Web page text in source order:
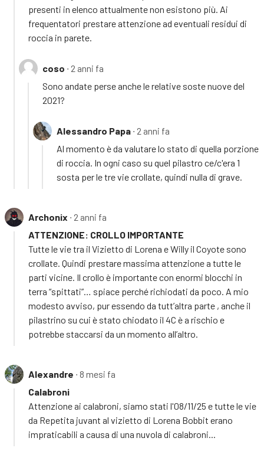
presenti in elenco attualmente non esistono più. Ai
frequentatori prestare attenzione ad eventuali residui di
roccia in parete.
coso ∙ 2 anni fa
Sono andate perse anche le relative soste nuove del
2021?
Alessandro Papa ∙ 2 anni fa
Al momento è da valutare lo stato di quella porzione
di roccia. In ogni caso su quel pilastro ce/c'era 1
sosta per le tre vie crollate, quindi nulla di grave.
Archonix ∙ 2 anni fa
ATTENZIONE: CROLLO IMPORTANTE
Tutte le vie tra il Vizietto di Lorena e Willy il Coyote sono
crollate. Quindi prestare massima attenzione a tutte le
parti vicine. Il crollo è importante con enormi blocchi in
terra “spittati”… spiace perché richiodati da poco. A mio
modesto avviso, pur essendo da tutt’altra parte , anche il
pilastrino su cui è stato chiodato il 4C è a rischio e
potrebbe staccarsi da un momento all’altro.
Alexandre ∙ 8 mesi fa
Calabroni
Attenzione ai calabroni, siamo stati l'08/11/25 e tutte le vie
da Repetita juvant al vizietto di Lorena Bobbit erano
impraticabili a causa di una nuvola di calabroni...